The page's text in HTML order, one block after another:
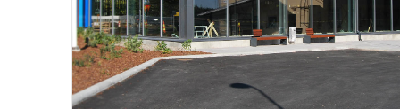
Ratatekninen Oppimiskeskus (ROK)
Hallituskatu 19, 45100 Kouvola
Varusteet:
Mukaan läppäri ja henkilökohtainen suojavarustus (kypärä,
liivi/takki, jalkineet).
Ilmoittautuminen aulapalvelussa ja tarvittaessa